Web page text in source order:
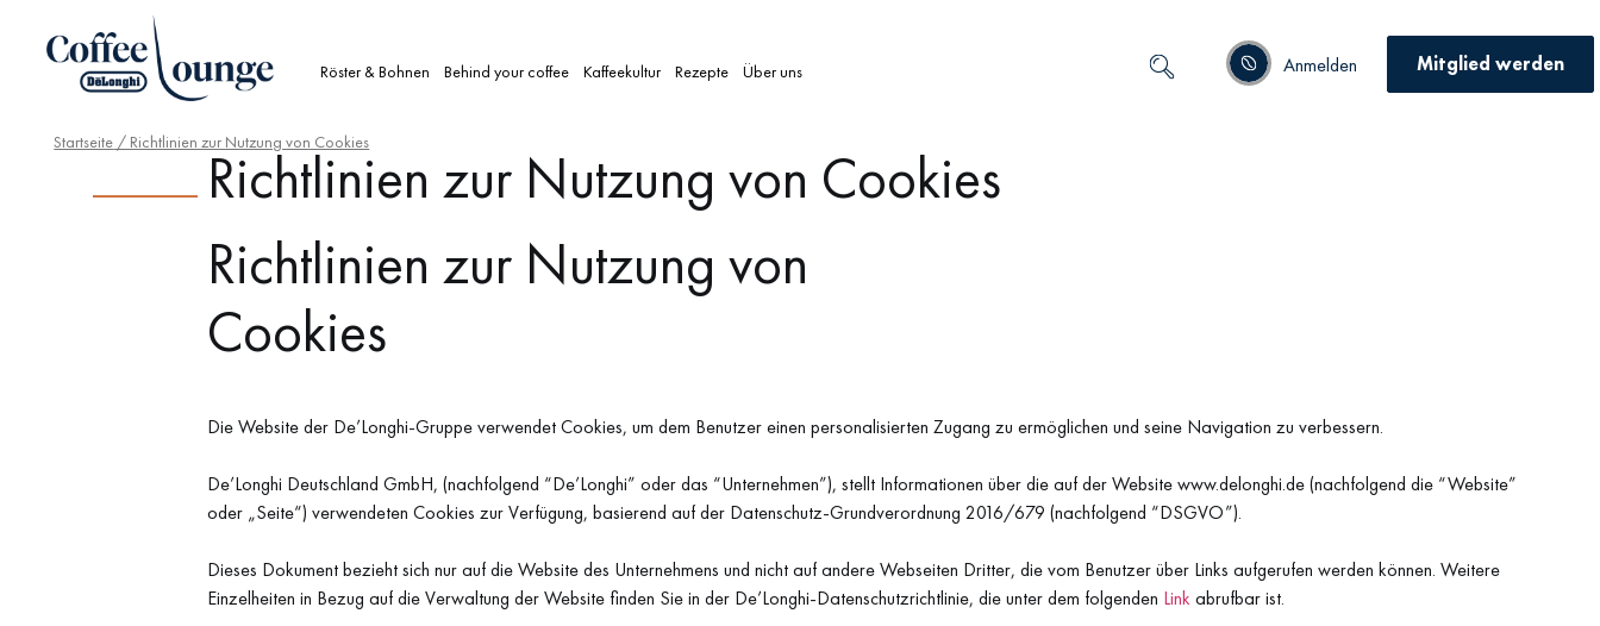
Röster & Bohnen Behind your coffee Kaffeekultur Rezepte Über uns Anmelden Mitglied werden
Startseite / Richtlinien zur Nutzung von Cookies
Richtlinien zur Nutzung von Cookies
Richtlinien zur Nutzung von
Cookies
Die Website der De’Longhi-Gruppe verwendet Cookies, um dem Benutzer einen personalisierten Zugang zu ermöglichen und seine Navigation zu verbessern.
De’Longhi Deutschland GmbH, (nachfolgend “De’Longhi” oder das “Unternehmen”), stellt Informationen über die auf der Website www.delonghi.de (nachfolgend die “Website”
oder „Seite“) verwendeten Cookies zur Verfügung, basierend auf der Datenschutz-Grundverordnung 2016/679 (nachfolgend “DSGVO”).
Dieses Dokument bezieht sich nur auf die Website des Unternehmens und nicht auf andere Webseiten Dritter, die vom Benutzer über Links aufgerufen werden können. Weitere
Einzelheiten in Bezug auf die Verwaltung der Website finden Sie in der De’Longhi-Datenschutzrichtlinie, die unter dem folgenden Linkabrufbar ist.